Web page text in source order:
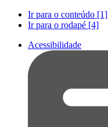
Ir para o conteúdo [1]
Ir para o rodapé [4]
Acessibilidade